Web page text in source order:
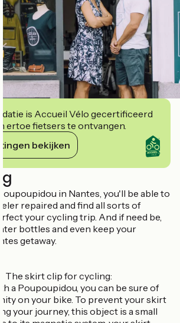
is Accueil Vélo gecertificeerd
ertoe fietsers te ontvangen.
bekijken
in Nantes, you'll be able to
repaired and find all sorts of
your cycling trip. And if need be,
bottles and even keep your
getaway.
The skirt clip for cycling:
a Poupoupidou, you can be sure of
on your bike. To prevent your skirt
your journey, this object is a small